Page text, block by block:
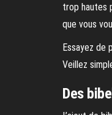
trop hautes
que vous
Essayez de
Veillez
Des